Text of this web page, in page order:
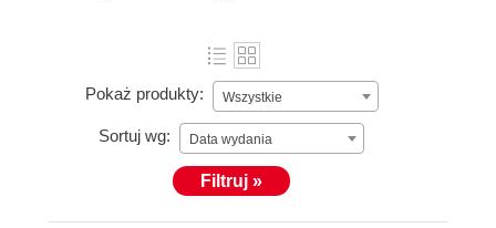
Pokaż produkty: Wszystkie
Sortuj wg: Data wydania
Filtruj »